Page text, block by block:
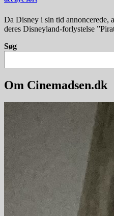
Da Disney i sin tid annoncerede,
deres Disneyland-forlystelse
Søg
Om Cinemadsen.dk